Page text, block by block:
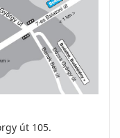
út 105.